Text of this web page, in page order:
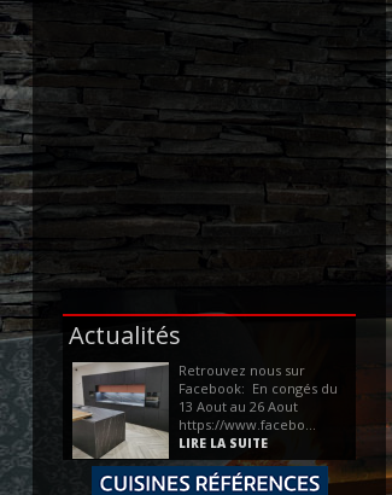
Actualités
Retrouvez nous sur
Facebook: En congés du
13 Aout au 26 Aout
https://www.facebo...
LIRE LA SUITE